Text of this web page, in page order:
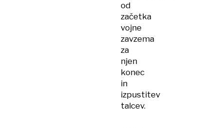
od
začetka
vojne
zavzema
za
njen
konec
in
izpustitev
talcev.